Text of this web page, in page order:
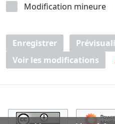
Modification mineure
Enregistrer
Voir les modifications